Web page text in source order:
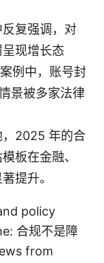
复强调，对
现增长态
例中，账号封
景被多家法律
，2025 年的合
板在金融、
提升。
policy
合规不是障
from